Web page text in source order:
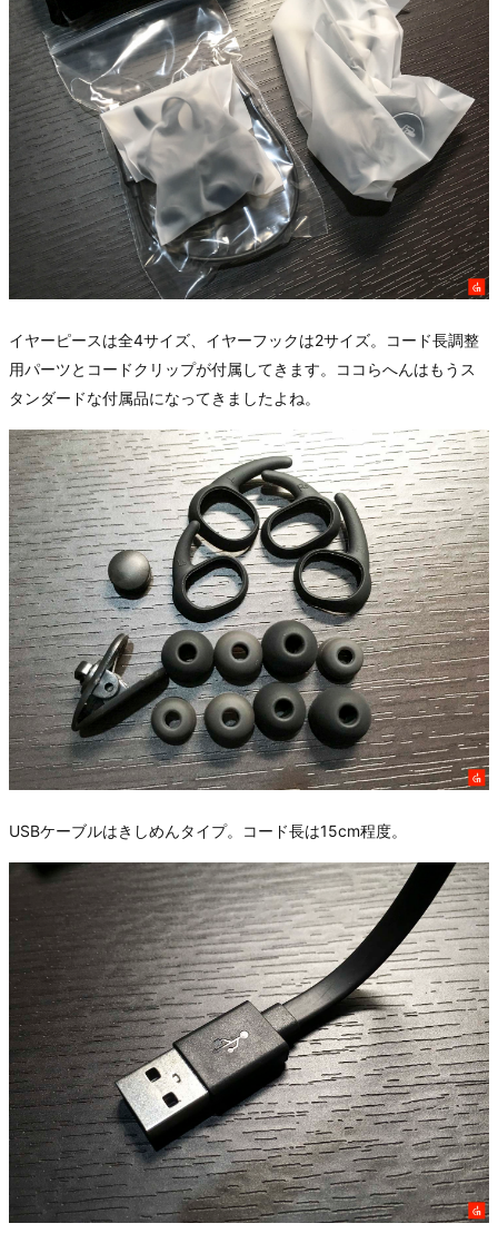
イヤーピースは全4サイズ、イヤーフックは2サイズ。コード長調整
用パーツとコードクリップが付属してきます。ココらへんはもうス
タンダードな付属品になってきましたよね。
USBケーブルはきしめんタイプ。コード長は15cm程度。